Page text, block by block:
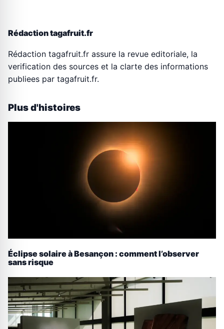
Rédaction tagafruit.fr
Rédaction tagafruit.fr assure la revue editoriale, la
verification des sources et la clarte des informations
publiees par tagafruit.fr.
Plus d'histoires
Éclipse solaire à Besançon : comment l’observer
sans risque